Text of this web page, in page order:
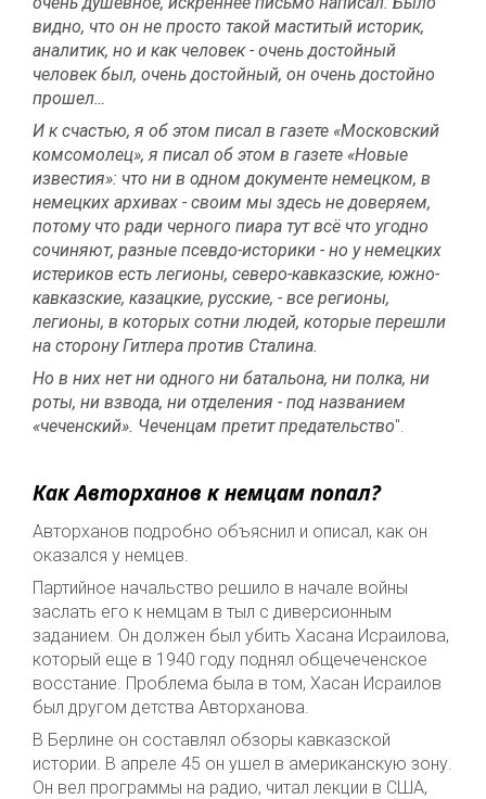
видно, что он не просто такой маститый историк,
аналитик, но и как человек - очень достойный
человек был, очень достойный, он очень достойно
прошел…
И к счастью, я об этом писал в газете «Московский
комсомолец», я писал об этом в газете «Новые
известия»: что ни в одном документе немецком, в
немецких архивах - своим мы здесь не доверяем,
потому что ради черного пиара тут всё что угодно
сочиняют, разные псевдо-историки - но у немецких
истериков есть легионы, северо-кавказские, южно-
кавказские, казацкие, русские, - все регионы,
легионы, в которых сотни людей, которые перешли
на сторону Гитлера против Сталина.
Но в них нет ни одного ни батальона, ни полка, ни
роты, ни взвода, ни отделения - под названием
«чеченский». Чеченцам претит предательство".
Как Авторханов к немцам попал?
Авторханов подробно объяснил и описал, как он
оказался у немцев.
Партийное начальство решило в начале войны
заслать его к немцам в тыл с диверсионным
заданием. Он должен был убить Хасана Исраилова,
который еще в 1940 году поднял общечеченское
восстание. Проблема была в том, Хасан Исраилов
был другом детства Авторханова.
В Берлине он составлял обзоры кавказской
истории. В апреле 45 он ушел в американскую зону.
Он вел программы на радио, читал лекции в США,